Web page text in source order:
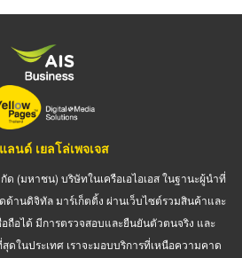
ลนด์ เยลโล่เพจเจส
ด (มหาชน) บริษัทในเครือเอไอเอส ในฐานะผู้นำที่
านดิจิทัล มาร์เก็ตติ้ง ผ่านเว็บไซต์รวมสินค้าและ
ถือได้ มีการตรวจสอบและยืนยันตัวตนจริง และ
ในประเทศ เราจะมอบบริการที่เหนือความคาด